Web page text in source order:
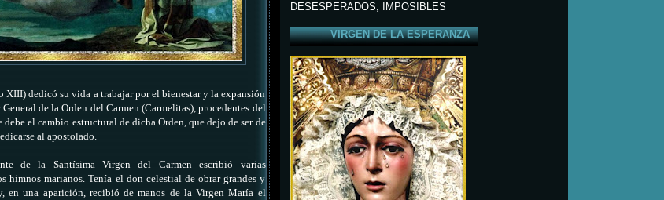
XIII) dedicó su vida a trabajar por el bienestar y la expansión
de la Orden del Carmen (Carmelitas), procedentes del
debe el cambio estructural de dicha Orden, que dejo de ser de
al apostolado.
de la Santísima Virgen del Carmen escribió varias
himnos marianos. Tenía el don celestial de obrar grandes y
en una aparición, recibió de manos de la Virgen María el
DESESPERADOS, IMPOSIBLES
VIRGEN DE LA ESPERANZA